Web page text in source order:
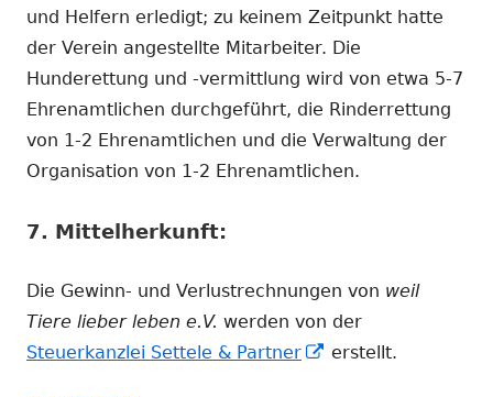
und Helfern erledigt; zu keinem Zeitpunkt hatte
der Verein angestellte Mitarbeiter. Die
Hunderettung und -vermittlung wird von etwa 5-7
Ehrenamtlichen durchgeführt, die Rinderrettung
von 1-2 Ehrenamtlichen und die Verwaltung der
Organisation von 1-2 Ehrenamtlichen.
7. Mittelherkunft:
Die Gewinn- und Verlustrechnungen von weil
Tiere lieber leben e.V. werden von der
Steuerkanzlei Settele & Partner
In
erstellt.